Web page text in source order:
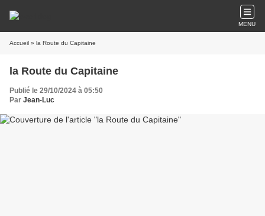
MENU
Accueil » la Route du Capitaine
la Route du Capitaine
Publié le 29/10/2024 à 05:50
Par Jean-Luc